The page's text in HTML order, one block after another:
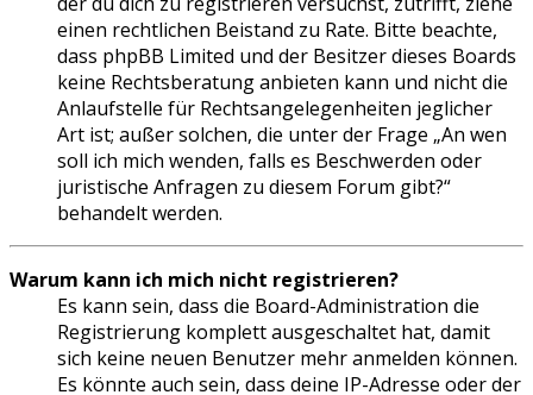
einen rechtlichen Beistand zu Rate. Bitte beachte,
dass phpBB Limited und der Besitzer dieses Boards
keine Rechtsberatung anbieten kann und nicht die
Anlaufstelle für Rechtsangelegenheiten jeglicher
Art ist; außer solchen, die unter der Frage „An wen
soll ich mich wenden, falls es Beschwerden oder
juristische Anfragen zu diesem Forum gibt?“
behandelt werden.
Warum kann ich mich nicht registrieren?
Es kann sein, dass die Board-Administration die
Registrierung komplett ausgeschaltet hat, damit
sich keine neuen Benutzer mehr anmelden können.
Es könnte auch sein, dass deine IP-Adresse oder der